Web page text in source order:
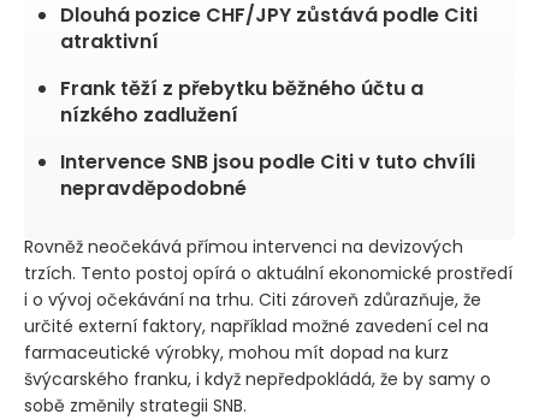
Dlouhá pozice CHF/JPY zůstává podle Citi
atraktivní
Frank těží z přebytku běžného účtu a
nízkého zadlužení
Intervence SNB jsou podle Citi v tuto chvíli
nepravděpodobné
Rovněž neočekává přímou intervenci na devizových
trzích. Tento postoj opírá o aktuální ekonomické prostředí
i o vývoj očekávání na trhu. Citi zároveň zdůrazňuje, že
určité externí faktory, například možné zavedení cel na
farmaceutické výrobky, mohou mít dopad na kurz
švýcarského franku, i když nepředpokládá, že by samy o
sobě změnily strategii SNB.